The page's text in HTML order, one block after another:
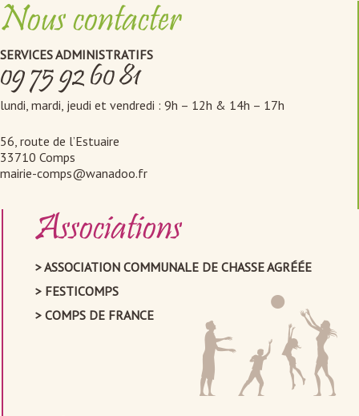
Nous contacter
SERVICES ADMINISTRATIFS
09 75 92 60 81
lundi, mardi, jeudi et vendredi : 9h – 12h & 14h – 17h
56, route de l’Estuaire
33710 Comps
mairie-comps@wanadoo.fr
Associations
ASSOCIATION COMMUNALE DE CHASSE AGRÉÉE
FESTICOMPS
COMPS DE FRANCE